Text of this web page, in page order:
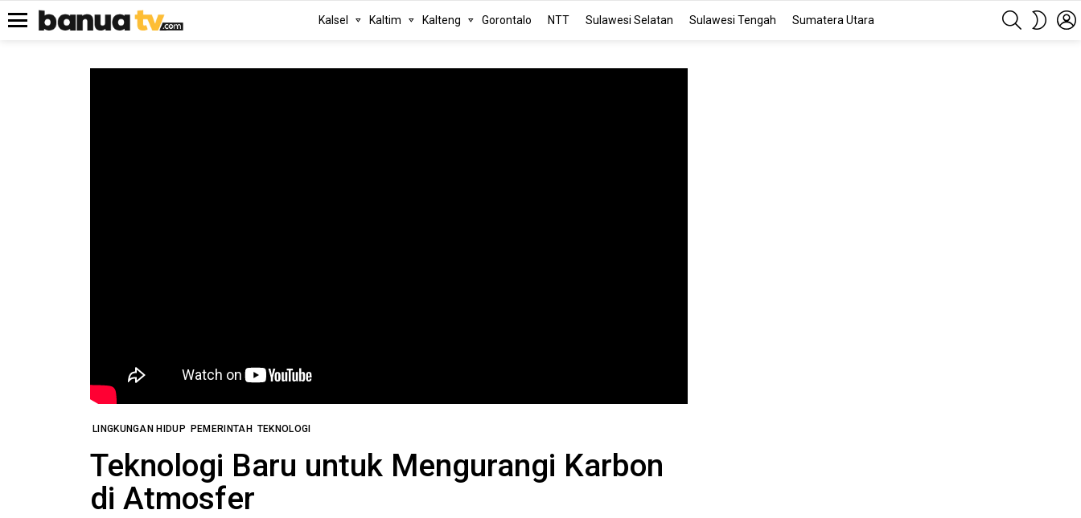
Kalsel Kaltim Kalteng Gorontalo NTT Sulawesi Selatan Sulawesi Tengah Sumatera Utara
SEARCH
SKIN
LINGKUNGAN HIDUP PEMERINTAH TEKNOLOGI
Teknologi Baru untuk Mengurangi Karbon
di Atmosfer